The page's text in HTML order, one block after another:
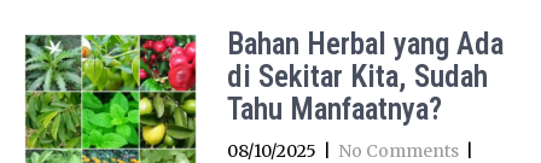
Bahan Herbal yang Ada
di Sekitar Kita, Sudah
Tahu Manfaatnya?
08/10/2025 No Comments